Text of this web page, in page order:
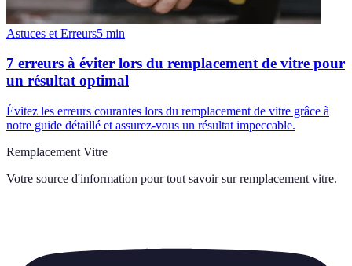
Astuces et Erreurs5 min
7 erreurs à éviter lors du remplacement de vitre pour
un résultat optimal
Évitez les erreurs courantes lors du remplacement de vitre grâce à
notre guide détaillé et assurez-vous un résultat impeccable.
Remplacement Vitre
Votre source d'information pour tout savoir sur remplacement vitre.